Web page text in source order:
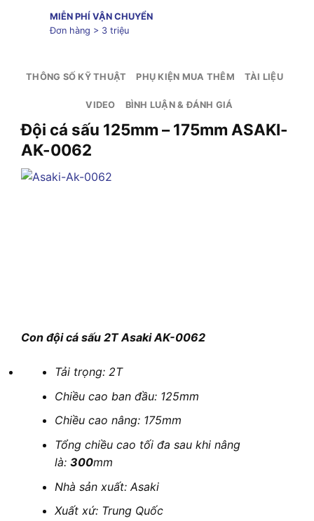
MIỄN PHÍ VẬN CHUYỂN
Đơn hàng > 3 triệu
THÔNG SỐ KỸ THUẬT PHỤ KIỆN MUA THÊM TÀI LIỆU
VIDEO BÌNH LUẬN & ĐÁNH GIÁ
Đội cá sấu 125mm – 175mm ASAKI-
AK-0062
Con đội cá sấu 2T Asaki AK-0062
Tải trọng: 2T
Chiều cao ban đầu: 125mm
Chiều cao nâng: 175mm
Tổng chiều cao tối đa sau khi nâng
là: 300mm
Nhà sản xuất: Asaki
Xuất xứ: Trung Quốc